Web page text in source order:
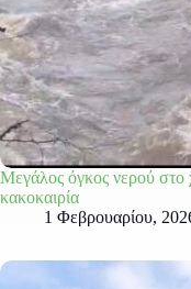
Μεγάλος όγκος νερού στο
κακοκαιρία
1 Φεβρουαρίου,